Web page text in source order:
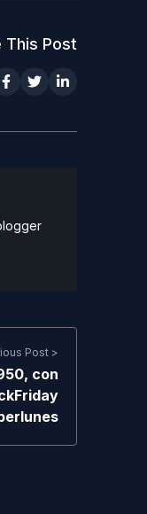
This Post
Post >
con